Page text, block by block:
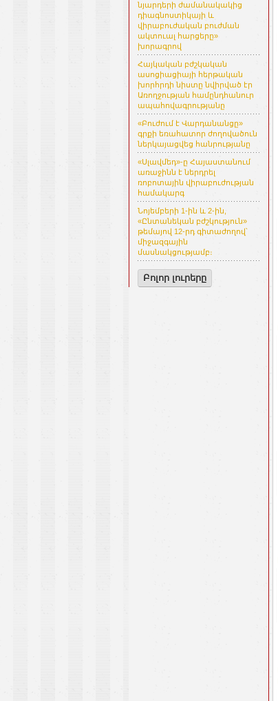
նյարդերի ժամանակակից
դիագնոստիկայի և
վիրաբուժական բուժման
ակտուալ հարցերը»
խորագրով
Հայկական բժշկական
ասոցիացիայի հերթական
խորհրդի նիստը նվիրված էր
Առողջության համընդհանուր
ապահովագրությանը
«Բուժում է Վարդանանցը»
գրքի եռահատոր ժողովածուն
ներկայացվեց հանրությանը
«Սլավմեդ»-ը Հայաստանում
առաջինն է ներդրել
ռոբոտային վիրաբուժության
համակարգ
Նոյեմբերի 1-ին և 2-ին,
«Ընտանեկան բժշկություն»
թեմայով 12-րդ գիտաժողով՝
միջազգային
մասնակցությամբ։
Բոլոր լուրերը